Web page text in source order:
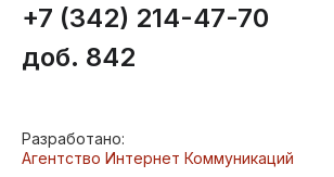
+7 (342) 214-47-70
доб. 842
Разработано:
Агентство Интернет Коммуникаций